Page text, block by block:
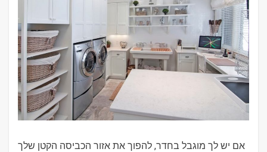
אם יש לך מוגבל בחדר, להפוך את אזור הכביסה הקטן שלך